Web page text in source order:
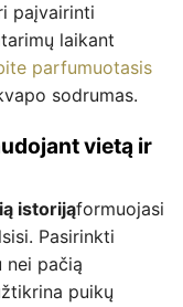
paįvairinti
laikant
parfumuotasis
sodrumas.
vietą ir
istorijąformuojasi
Pasirinkti
nei pačią
puikų